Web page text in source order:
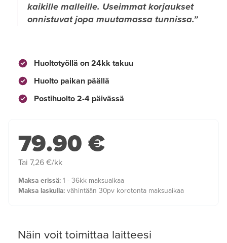
kaikille malleille. Useimmat korjaukset
onnistuvat jopa muutamassa tunnissa.
Huoltotyöllä on 24kk takuu
Huolto paikan päällä
Postihuolto 2-4 päivässä
79.90 €
Tai 7,26 €/kk
Maksa erissä: 1 - 36kk maksuaikaa
Maksa laskulla: vähintään 30pv korotonta maksuaikaa
Näin voit toimittaa laitteesi